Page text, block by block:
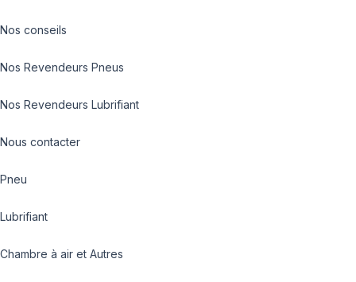
Nos conseils
Nos Revendeurs Pneus
Nos Revendeurs Lubrifiant
Nous contacter
Pneu
Lubrifiant
Chambre à air et Autres